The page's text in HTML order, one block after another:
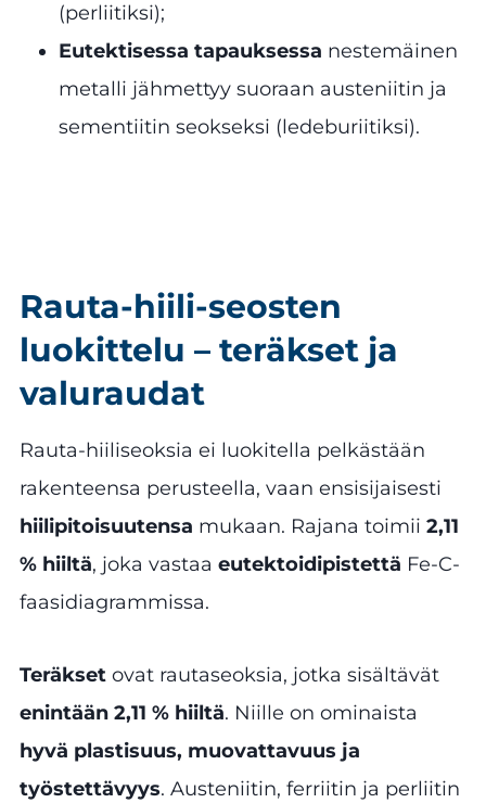
(perliitiksi);
Eutektisessa tapauksessa nestemäinen
metalli jähmettyy suoraan austeniitin ja
sementiitin seokseksi (ledeburiitiksi).
Rauta-hiili-seosten
luokittelu – teräkset ja
valuraudat
Rauta-hiiliseoksia ei luokitella pelkästään
rakenteensa perusteella, vaan ensisijaisesti
hiilipitoisuutensa mukaan. Rajana toimii 2,11
% hiiltä, joka vastaa eutektoidipistettä Fe-C-
faasidiagrammissa.
Teräkset ovat rautaseoksia, jotka sisältävät
enintään 2,11 % hiiltä. Niille on ominaista
hyvä plastisuus, muovattavuus ja
työstettävyys. Austeniitin, ferriitin ja perliitin